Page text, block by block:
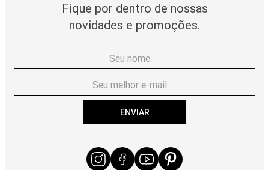
Fique por dentro de nossas
novidades e promoções.
ENVIAR